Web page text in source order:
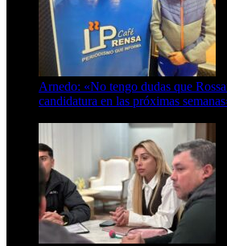
Arnedo: «No tengo dudas que
candidatura en las próximas